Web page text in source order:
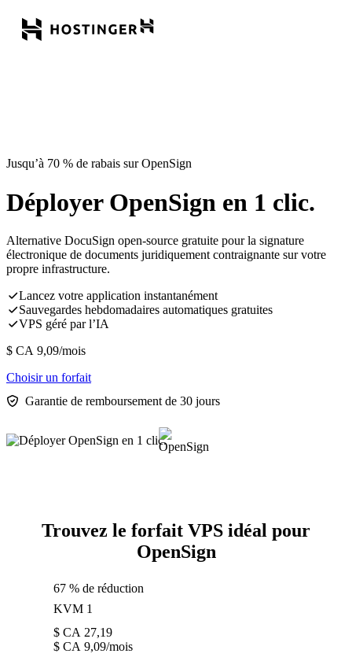
Jusqu’à 70 % de rabais sur OpenSign
Déployer OpenSign en 1 clic.
Alternative DocuSign open-source gratuite pour la signature
électronique de documents juridiquement contraignante sur votre
propre infrastructure.
Lancez votre application instantanément
Sauvegardes hebdomadaires automatiques gratuites
VPS géré par l’IA
$ CA 9,09/mois
Choisir un forfait
Garantie de remboursement de 30 jours
Trouvez le forfait VPS idéal pour
OpenSign
67 % de réduction
KVM 1
$ CA 27,19
$ CA 9,09/mois